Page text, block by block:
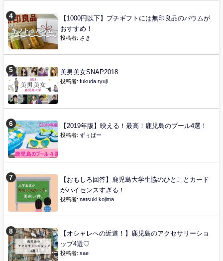
【1000円以下】プチギフトには無印良品のバウムが
おすすめ！
投稿者: さき
美男美女SNAP2018
投稿者: fukuda ryuji
【2019年版】映える！最高！鹿児島のプール4選！
投稿者: ずぅばー
【おもしろ回答】鹿児島大学生協のひとことカード
がハイセンスすぎる！
投稿者: natsuki kojima
【オシャレへの近道！】鹿児島のアクセサリーショ
ップ4選♡
投稿者: sae